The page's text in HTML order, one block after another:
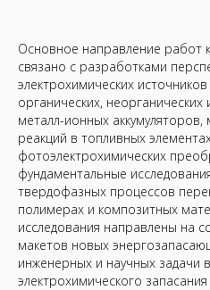
Основное направление работ
связано с разработками
электрохимических
органических,
металл-ионных аккумуляторов,
реакций в топливных
фотоэлектрохимических
фундаментальные
твердофазных процессов
полимерах и композитных
исследования направлены на
макетов новых
инженерных и научных задачи
электрохимического